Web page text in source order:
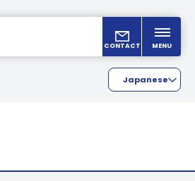
CONTACT MENU
Japanese